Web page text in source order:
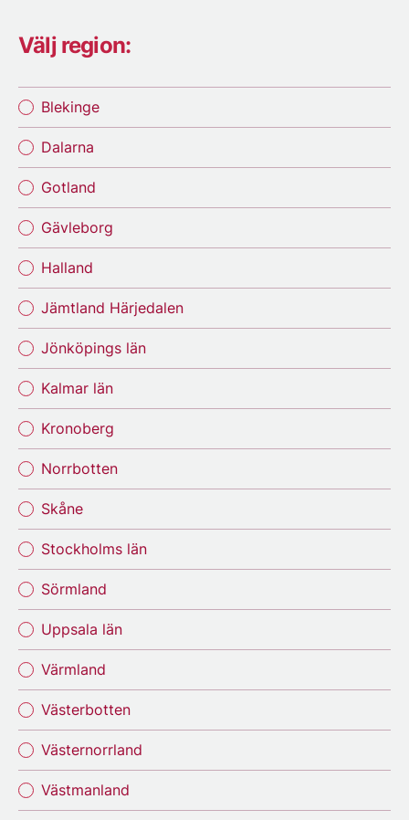
Välj region:
Blekinge
Dalarna
Gotland
Gävleborg
Halland
Jämtland Härjedalen
Jönköpings län
Kalmar län
Kronoberg
Norrbotten
Skåne
Stockholms län
Sörmland
Uppsala län
Värmland
Västerbotten
Västernorrland
Västmanland